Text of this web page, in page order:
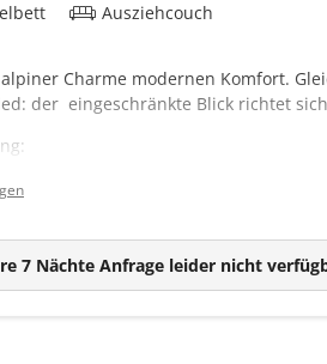
Ausziehcouch
Charme modernen Komfort.
der eingeschränkte Blick richtet
Badezimmer mit Dusche
getrenntes WC
7 Nächte Anfrage leider nicht